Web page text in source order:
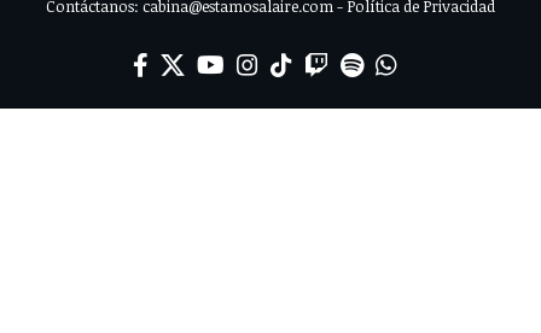
Contáctanos: cabina@estamosalaire.com - Política de Privacidad